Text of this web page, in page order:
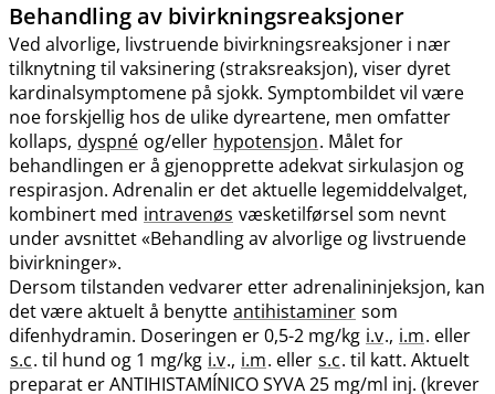
Behandling av bivirkningsreaksjoner
Ved alvorlige, livstruende bivirkningsreaksjoner i nær
tilknytning til vaksinering (straksreaksjon), viser dyret
kardinalsymptomene på sjokk. Symptombildet vil være
noe forskjellig hos de ulike dyreartene, men omfatter
kollaps, dyspné og​/​eller hypotensjon. Målet for
behandlingen er å gjenopprette adekvat sirkulasjon og
respirasjon. Adrenalin er det aktuelle legemiddelvalget,
kombinert med intravenøs væsketilførsel som nevnt
under avsnittet «Behandling av alvorlige og livstruende
bivirkninger».
Dersom tilstanden vedvarer etter adrenalininjeksjon, kan
det være aktuelt å benytte antihistaminer som
difenhydramin. Doseringen er 0,5-2 mg/kg i.v., i.m. eller
s.c. til hund og 1 mg/kg i.v., i.m. eller s.c. til katt. Aktuelt
preparat er ANTIHISTAMÍNICO SYVA 25 mg/ml inj. (krever